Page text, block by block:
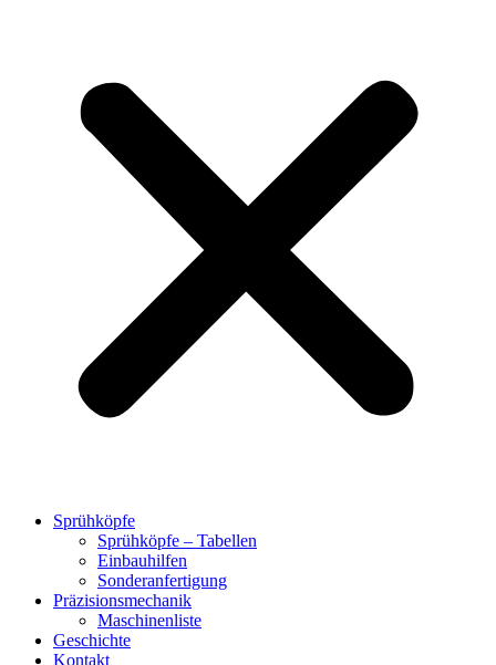
Sprühköpfe
Sprühköpfe – Tabellen
Einbauhilfen
Sonderanfertigung
Präzisionsmechanik
Maschinenliste
Geschichte
Kontakt